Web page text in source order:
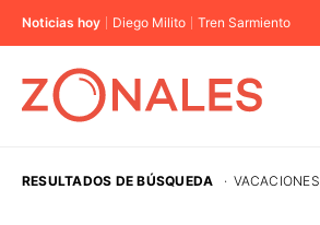
Noticias hoy Diego Milito Tren Sarmiento
RESULTADOS DE BÚSQUEDA · VACACIONES